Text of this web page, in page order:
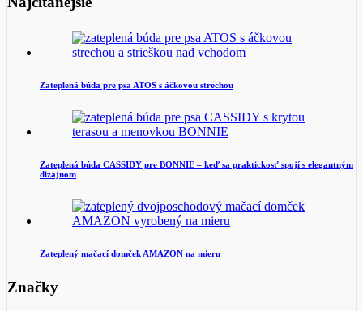
Zateplená búda pre psa ATOS s áčkovou strechou
Zateplená búda CASSIDY pre BONNIE – keď sa praktickosť spojí s elegantným
dizajnom
Zateplený mačací domček AMAZON na mieru
Značky